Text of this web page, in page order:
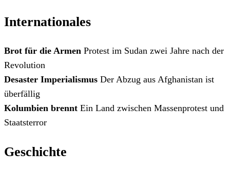
Internationales
Brot für die Armen Protest im Sudan zwei Jahre nach der
Revolution
Desaster Imperialismus Der Abzug aus Afghanistan ist
überfällig
Kolumbien brennt Ein Land zwischen Massenprotest und
Staatsterror
Geschichte